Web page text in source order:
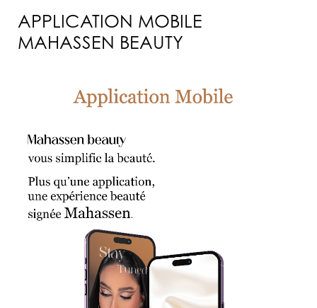
APPLICATION MOBILE
MAHASSEN BEAUTY